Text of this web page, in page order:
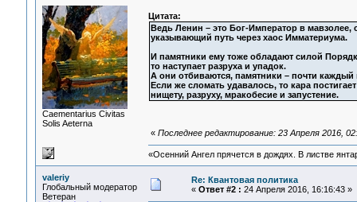
Сaementarius Civitas
Solis Aeterna
Цитата:
Ведь Ленин – это Бог-Император в
указывающий путь через хаос Имматериума.
И памятники ему тоже обладают силой
то наступает разруха и упадок.
А они отбиваются, памятники – почти
Если же сломать удавалось, то кара
нищету, разруху, мракобесие и запустение.
« Последнее редактирование: 23 Апреля 2016,
«Осенний Ангел прячется в дождях. В листве
valeriy
Глобальный модератор
Ветеран
Re: Квантовая политика
« Ответ #2 : 24 Апреля 2016, 16:16:43 »